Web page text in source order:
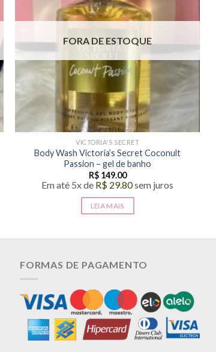
FORA DE ESTOQUE
VICTORIA'S SECRET
Body Wash Victoria’s Secret Coconult
Passion – gel de banho
R$149.00
Em até 5x de R$ 29.80sem juros
LEIA MAIS
FORMAS DE PAGAMENTO